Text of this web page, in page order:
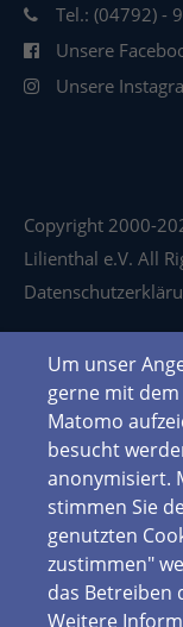
Tel.: (04792) -
Unsere
Unsere
Copyright 2000-
Lilienthal e.V. All
Um unser
gerne mit
Matomo
besucht
anonymisiert.
stimmen Sie
genutzten
zustimmen"
das Betreiben
Weitere